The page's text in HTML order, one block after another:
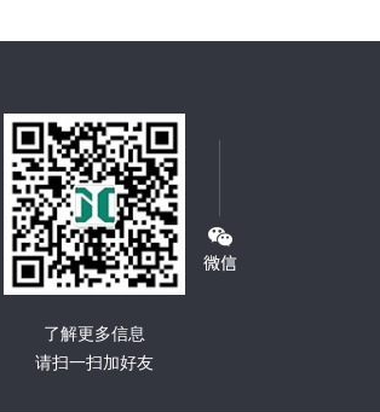
了解更多信息
请扫一扫加好友